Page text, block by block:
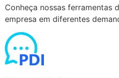
Conheça nossas ferramentas
empresa em diferentes